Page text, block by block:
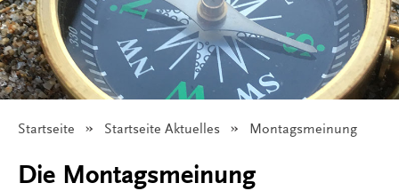
Startseite Startseite Aktuelles Angezeigt:
Montagsmeinung
Die Montagsmeinung